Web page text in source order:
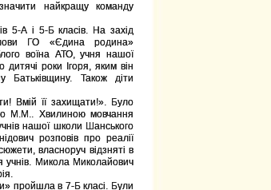
найкращу команду
5-А і 5-Б класів. На захід
ГО «Єдина родина»
воїна АТО, учня нашої
роки Ігоря, яким він
Батьківщину. Також діти
Вмій її захищати!». Було
М.М.. Хвилиною мовчання
нашої школи Шанського
розповів про реалії
власноруч відзняті в
учнів. Микола Миколайович
пройшла в 7-Б класі. Були